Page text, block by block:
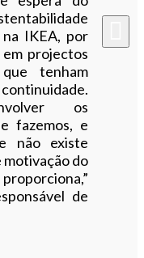
IKEA, por
projectos
tenham
os
fazemos, e
não existe
motivação do
de